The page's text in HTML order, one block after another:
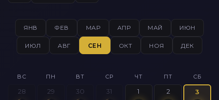
ЯНВ ФЕВ МАР АПР МАЙ ИЮН
ИЮЛ АВГ СЕН ОКТ НОЯ ДЕК
ВС ПН ВТ СР ЧТ ПТ СБ
28 29 30 31 1 2 3